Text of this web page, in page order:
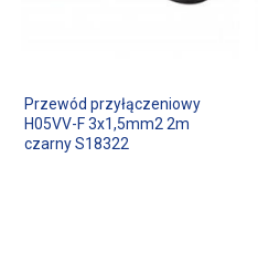
Przewód przyłączeniowy
H05VV-F 3x1,5mm2 2m
czarny S18322